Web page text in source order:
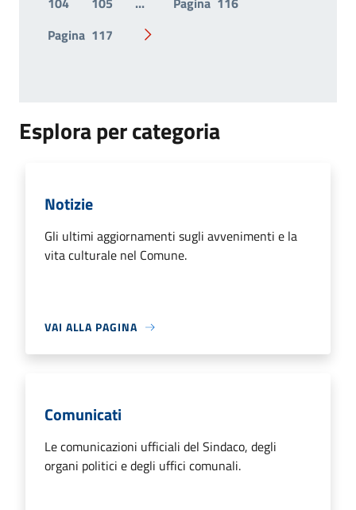
Pagina 117 Pagina successiva
Esplora per categoria
Notizie
Gli ultimi aggiornamenti sugli avvenimenti e la
vita culturale nel Comune.
VAI ALLA PAGINA
Comunicati
Le comunicazioni ufficiali del Sindaco, degli
organi politici e degli uffici comunali.